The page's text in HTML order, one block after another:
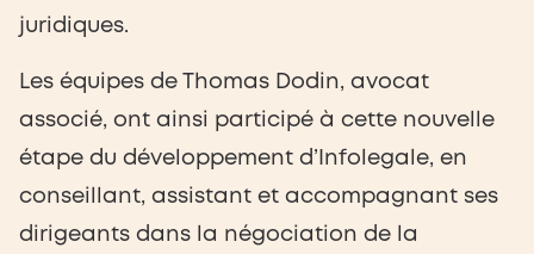
juridiques.
Les équipes de Thomas Dodin, avocat
associé, ont ainsi participé à cette nouvelle
étape du développement d’Infolegale, en
conseillant, assistant et accompagnant ses
dirigeants dans la négociation de la